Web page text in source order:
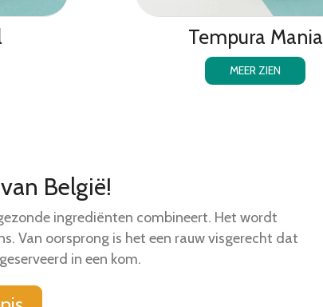
Tempura Mania
MEER ZIEN
België!
ingrediënten combineert. Het wordt
Van oorsprong is het een rauw visgerecht dat
in een kom.